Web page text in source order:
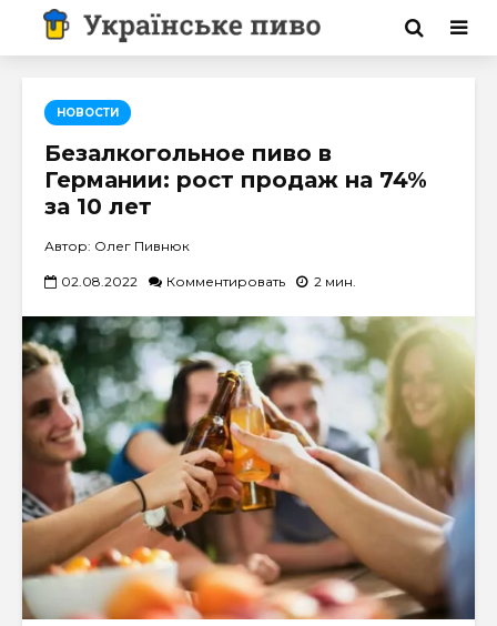
НОВОСТИ
Безалкогольное пиво в
Германии: рост продаж на 74%
за 10 лет
Автор: Олег Пивнюк
02.08.2022 Комментировать 2 мин.